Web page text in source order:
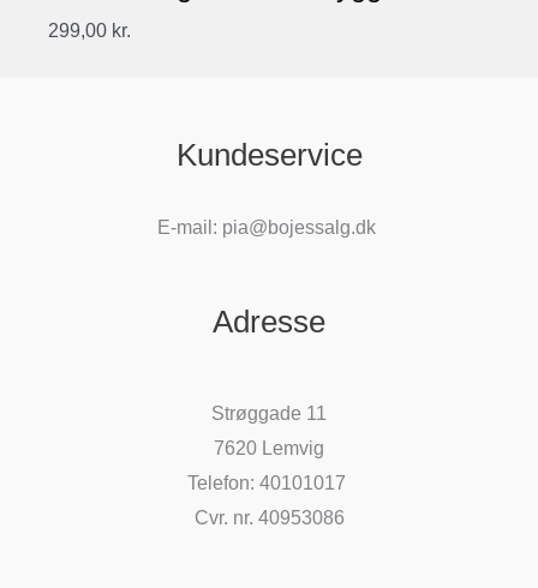
299,00 kr.
Kundeservice
E-mail: pia@bojessalg.dk
Adresse
Strøggade 11
7620 Lemvig
Telefon: 40101017
Cvr. nr. 40953086